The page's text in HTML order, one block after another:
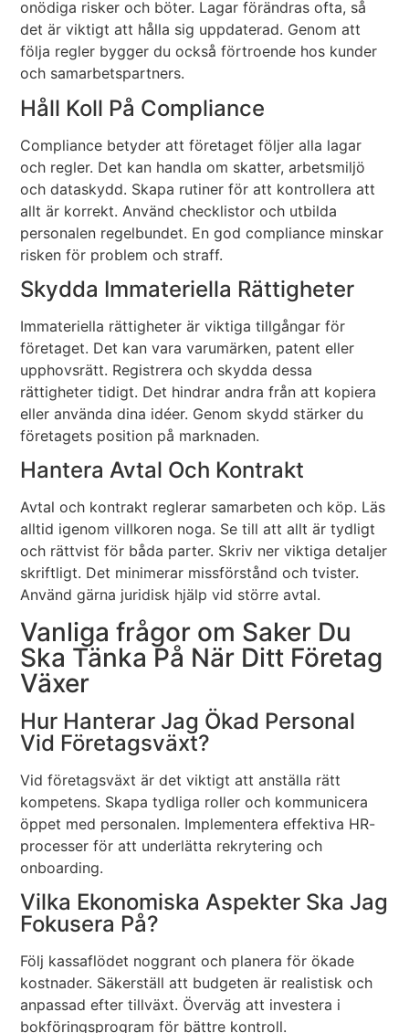
onödiga risker och böter. Lagar förändras ofta, så
det är viktigt att hålla sig uppdaterad. Genom att
följa regler bygger du också förtroende hos kunder
och samarbetspartners.
Håll Koll På Compliance
Compliance betyder att företaget följer alla lagar
och regler. Det kan handla om skatter, arbetsmiljö
och dataskydd. Skapa rutiner för att kontrollera att
allt är korrekt. Använd checklistor och utbilda
personalen regelbundet. En god compliance minskar
risken för problem och straff.
Skydda Immateriella Rättigheter
Immateriella rättigheter är viktiga tillgångar för
företaget. Det kan vara varumärken, patent eller
upphovsrätt. Registrera och skydda dessa
rättigheter tidigt. Det hindrar andra från att kopiera
eller använda dina idéer. Genom skydd stärker du
företagets position på marknaden.
Hantera Avtal Och Kontrakt
Avtal och kontrakt reglerar samarbeten och köp. Läs
alltid igenom villkoren noga. Se till att allt är tydligt
och rättvist för båda parter. Skriv ner viktiga detaljer
skriftligt. Det minimerar missförstånd och tvister.
Använd gärna juridisk hjälp vid större avtal.
Vanliga frågor om Saker Du
Ska Tänka På När Ditt Företag
Växer
Hur Hanterar Jag Ökad Personal
Vid Företagsväxt?
Vid företagsväxt är det viktigt att anställa rätt
kompetens. Skapa tydliga roller och kommunicera
öppet med personalen. Implementera effektiva HR-
processer för att underlätta rekrytering och
onboarding.
Vilka Ekonomiska Aspekter Ska Jag
Fokusera På?
Följ kassaflödet noggrant och planera för ökade
kostnader. Säkerställ att budgeten är realistisk och
anpassad efter tillväxt. Överväg att investera i
bokföringsprogram för bättre kontroll.